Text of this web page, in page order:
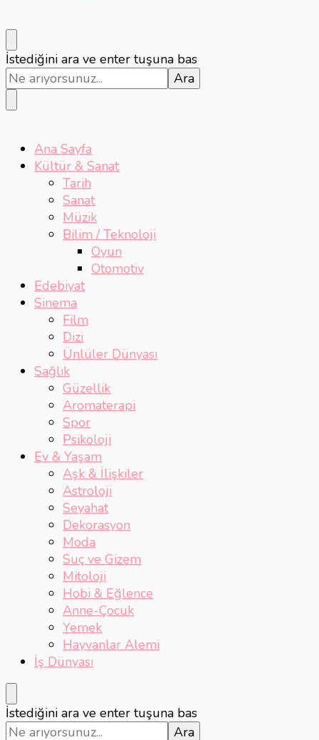
Bir
şey
mi
arıyorsunuz?
İstediğini ara ve enter tuşuna bas
Ana Sayfa
Kültür & Sanat
Tarih
Sanat
Müzik
Bilim / Teknoloji
Oyun
Otomotiv
Edebiyat
Sinema
Film
Dizi
Ünlüler Dünyası
Sağlık
Güzellik
Aromaterapi
Spor
Psikoloji
Ev & Yaşam
Aşk & İlişkiler
Astroloji
Seyahat
Dekorasyon
Moda
Suç ve Gizem
Mitoloji
Hobi & Eğlence
Anne-Çocuk
Yemek
Hayvanlar Alemi
İş Dünyası
Bir
şey
İstediğini ara ve enter tuşuna bas